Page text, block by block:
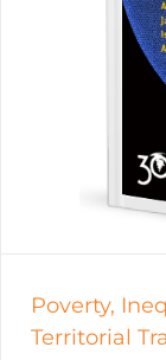
Poverty,
Territorial